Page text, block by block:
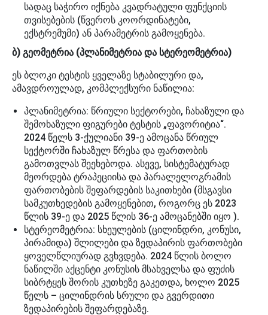
სადაც საჭირო იქნება კვადრატული ფუნქციის
თვისებების (წვეროს კოორდინატები,
ექსტრემუმი) ან პარამეტრის გამოყენება.
ბ) გეომეტრია (პლანიმეტრია და სტერეომეტრია)
ეს ბლოკი ტესტის ყველაზე სტაბილური და,
ამავდროულად, კომპლექსური ნაწილია:
პლანიმეტრია: წრიული სექტორები, ჩახაზული და
შემოხაზული ფიგურები ტესტის „ფავორიტია“.
2024 წელს 3-ქულიანი 39-ე ამოცანა წრიულ
სექტორში ჩახაზულ წრესა და ფართობის
გამოთვლას შეეხებოდა. ასევე, სისტემატურად
მეორდება ტრაპეციისა და პარალელოგრამის
ფართობების შეფარდების საკითხები (მსგავსი
სამკუთხედების გამოყენებით, როგორც ეს 2023
წლის 39-ე და 2025 წლის 36-ე ამოცანებში იყო ).
სტერეომეტრია: სხეულების (ცილინდრი, კონუსი,
პირამიდა) შლილები და ზედაპირის ფართობები
ყოველწლიურად გვხვდება. 2024 წლის ბოლო
ნაწილში აქცენტი კონუსის მსახველსა და ფუძის
სიბრტყეს შორის კუთხეზე გაკეთდა, ხოლო 2025
წელს – ცილინდრის სრული და გვერდითი
ზედაპირების შეფარდებაზე.